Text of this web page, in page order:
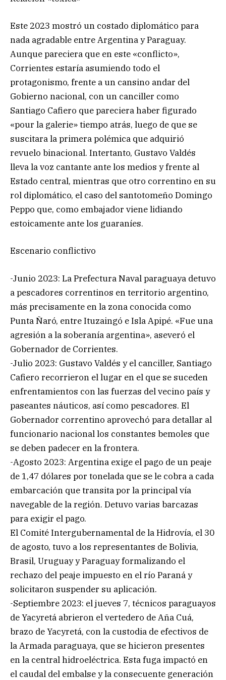
Este 2023 mostró un costado diplomático para
nada agradable entre Argentina y Paraguay.
Aunque pareciera que en este «conflicto»,
Corrientes estaría asumiendo todo el
protagonismo, frente a un cansino andar del
Gobierno nacional, con un canciller como
Santiago Cafiero que pareciera haber figurado
«pour la galerie» tiempo atrás, luego de que se
suscitara la primera polémica que adquirió
revuelo binacional. Intertanto, Gustavo Valdés
lleva la voz cantante ante los medios y frente al
Estado central, mientras que otro correntino en su
rol diplomático, el caso del santotomeño Domingo
Peppo que, como embajador viene lidiando
estoicamente ante los guaraníes.
Escenario conflictivo
-Junio 2023: La Prefectura Naval paraguaya detuvo
a pescadores correntinos en territorio argentino,
más precisamente en la zona conocida como
Punta Ñaró, entre Ituzaingó e Isla Apipé. «Fue una
agresión a la soberanía argentina», aseveró el
Gobernador de Corrientes.
-Julio 2023: Gustavo Valdés y el canciller, Santiago
Cafiero recorrieron el lugar en el que se suceden
enfrentamientos con las fuerzas del vecino país y
paseantes náuticos, así como pescadores. El
Gobernador correntino aprovechó para detallar al
funcionario nacional los constantes bemoles que
se deben padecer en la frontera.
-Agosto 2023: Argentina exige el pago de un peaje
de 1,47 dólares por tonelada que se le cobra a cada
embarcación que transita por la principal vía
navegable de la región. Detuvo varias barcazas
para exigir el pago.
El Comité Intergubernamental de la Hidrovía, el 30
de agosto, tuvo a los representantes de Bolivia,
Brasil, Uruguay y Paraguay formalizando el
rechazo del peaje impuesto en el río Paraná y
solicitaron suspender su aplicación.
-Septiembre 2023: el jueves 7, técnicos paraguayos
de Yacyretá abrieron el vertedero de Aña Cuá,
brazo de Yacyretá, con la custodia de efectivos de
la Armada paraguaya, que se hicieron presentes
en la central hidroeléctrica. Esta fuga impactó en
el caudal del embalse y la consecuente generación